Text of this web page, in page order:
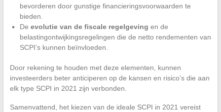
bevorderen door gunstige financieringsvoorwaarden te
bieden.
De evolutie van de fiscale regelgeving en de
belastingontwijkingsregelingen die de netto rendementen van
SCPI’s kunnen beïnvloeden.
Door rekening te houden met deze elementen, kunnen
investeerders beter anticiperen op de kansen en risico’s die aan
elk type SCPI in 2021 zijn verbonden.
Samenvattend, het kiezen van de ideale SCPI in 2021 vereist